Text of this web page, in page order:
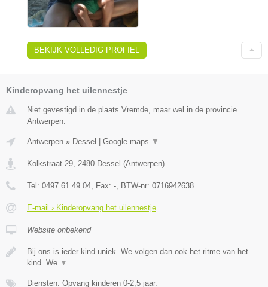
BEKIJK VOLLEDIG PROFIEL
Kinderopvang het uilennestje
Niet gevestigd in de plaats Vremde, maar wel in de provincie
Antwerpen.
Antwerpen » Dessel Google maps ▼
Kolkstraat 29, 2480 Dessel (Antwerpen)
Tel: 0497 61 49 04, Fax: -, BTW-nr: 0716942638
E-mail › Kinderopvang het uilennestje
Website onbekend
Bij ons is ieder kind uniek. We volgen dan ook het ritme van het
kind. We ▼
Diensten: Opvang kinderen 0-2,5 jaar.